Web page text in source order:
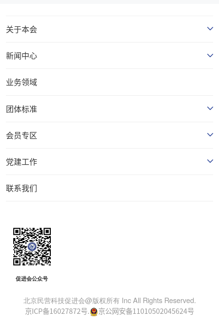
关于本会
新闻中心
业务领域
团体标准
会员专区
党建工作
联系我们
促进会公众号
北京民营科技促进会@版权所有 Inc All Rights Reserved.
京ICP备16027872号. 京公网安备11010502045624号